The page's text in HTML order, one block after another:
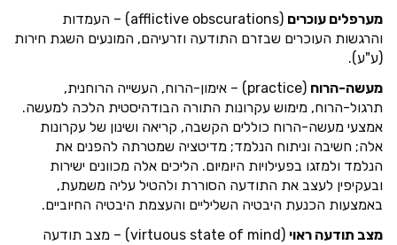
מערפלים עוכרים
(afflictive obscurations) – העמדות
והרגשות העוכרים שבזרם התודעה וזרעיהם, המונעים השגת חירות
(ע"ע).
מעשה-הרוח
(practice) – אימון-הרוח, העשייה הרוחנית,
תרגול-הרוח, מימוש עקרונות התורה הבודהיסטית הלכה למעשה.
אמצעי מעשה-הרוח כוללים הקשבה, קריאה ושינון של עקרונות
אלה; חשיבה וניתוח הנלמד; מדיטציה שמטרתה להפנים את
הנלמד ולמזגו בפעילויות היומיום. הליכים אלה מכוונים ישירות
ובעקיפין לעצב את התודעה הסוררת ולהטיל עליה משמעת,
באמצעות הכנעת היבטיה השליליים והעצמת היבטיה החיוביים.
מצב תודעה ראוי
(virtuous state of mind) – מצב תודעה